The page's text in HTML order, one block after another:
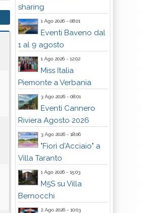
sharing
1 Ago 2026 - 08:01
Eventi Baveno dal
1 al 9 agosto
1 Ago 2026 - 12:02
Miss Italia
Piemonte a Verbania
3 Ago 2026 - 08:01
Eventi Cannero
Riviera Agosto 2026
3 Ago 2026 - 18:06
"Fiori d'Acciaio" a
Villa Taranto
1 Ago 2026 - 15:03
M5S su Villa
Bernocchi
2 Ago 2026 - 10:03